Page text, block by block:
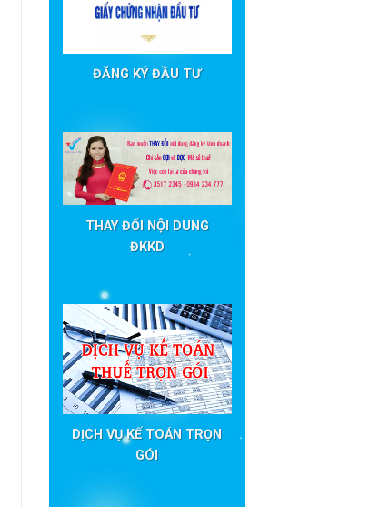
ĐĂNG KÝ ĐẦU TƯ
THAY ĐỔI NỘI DUNG
ĐKKD
DỊCH VỤ KẾ TOÁN TRỌN
GÓI